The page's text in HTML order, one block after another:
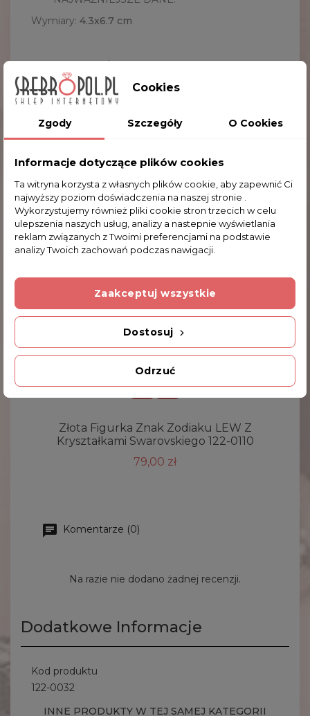
Wymiary: 4.3x6.7 cm
KUPILI RÓWNIEŻ:
Złota Figurka Znak Zodiaku LEW Z
Kryształkami Swarovskiego 122-0110
79,00 zł
Komentarze (0)
Na razie nie dodano żadnej recenzji.
Dodatkowe Informacje
Kod produktu
122-0032
INNE PRODUKTY W TEJ SAMEJ KATEGORII
Cookies
Zgody Szczegóły O Cookies
Informacje dotyczące plików cookies
Ta witryna korzysta z własnych plików cookie, aby zapewnić Ci
najwyższy poziom doświadczenia na naszej stronie .
Wykorzystujemy również pliki cookie stron trzecich w celu
ulepszenia naszych usług, analizy a nastepnie wyświetlania
reklam związanych z Twoimi preferencjami na podstawie
analizy Twoich zachowań podczas nawigacji.
Odrzuć
Dostosuj
Zaakceptuj wszystkie